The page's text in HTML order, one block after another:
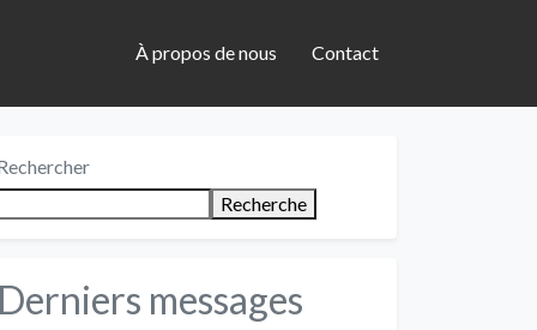
À propos de nous Contact
Recherche
messages